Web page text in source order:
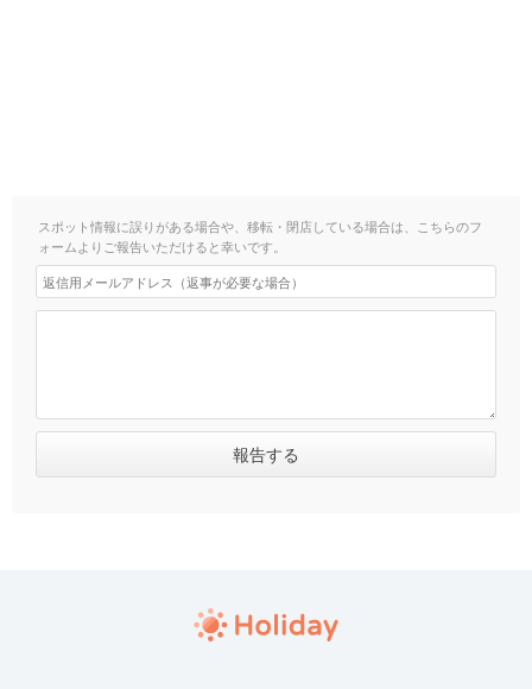
スポット情報に誤りがある場合や、移転・閉店している場合は、こちらのフ
ォームよりご報告いただけると幸いです。